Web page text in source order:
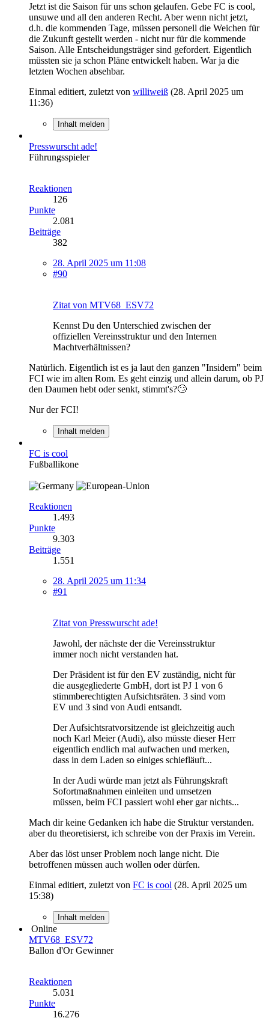
Jetzt ist die Saison für uns schon gelaufen. Gebe FC is cool,
unsuwe und all den anderen Recht. Aber wenn nicht jetzt,
d.h. die kommenden Tage, müssen personell die Weichen für
die Zukunft gestellt werden - nicht nur für die kommende
Saison. Alle Entscheidungsträger sind gefordert. Eigentlich
müssten sie ja schon Pläne entwickelt haben. War ja die
letzten Wochen absehbar.
Einmal editiert, zuletzt von williweiß (28. April 2025 um
11:36)
Inhalt melden
Presswurscht ade!
Führungsspieler
Reaktionen
126
Punkte
2.081
Beiträge
382
28. April 2025 um 11:08
#90
Zitat von MTV68_ESV72
Kennst Du den Unterschied zwischen der
offiziellen Vereinsstruktur und den Internen
Machtverhältnissen?
Natürlich. Eigentlich ist es ja laut den ganzen "Insidern" beim
FCI wie im alten Rom. Es geht einzig und allein darum, ob PJ
den Daumen hebt oder senkt, stimmt's?🙄
Nur der FCI!
Inhalt melden
FC is cool
Fußballikone
Reaktionen
1.493
Punkte
9.303
Beiträge
1.551
28. April 2025 um 11:34
#91
Zitat von Presswurscht ade!
Jawohl, der nächste der die Vereinsstruktur
immer noch nicht verstanden hat.
Der Präsident ist für den EV zuständig, nicht für
die ausgegliederte GmbH, dort ist PJ 1 von 6
stimmberechtigten Aufsichtsräten. 3 sind vom
EV und 3 sind von Audi entsandt.
Der Aufsichtsratvorsitzende ist gleichzeitig auch
noch Karl Meier (Audi), also müsste dieser Herr
eigentlich endlich mal aufwachen und merken,
dass in dem Laden so einiges schiefläuft...
In der Audi würde man jetzt als Führungskraft
Sofortmaßnahmen einleiten und umsetzen
müssen, beim FCI passiert wohl eher gar nichts...
Mach dir keine Gedanken ich habe die Struktur verstanden.
aber du theoretisierst, ich schreibe von der Praxis im Verein.
Aber das löst unser Problem noch lange nicht. Die
betroffenen müssen auch wollen oder dürfen.
Einmal editiert, zuletzt von FC is cool (28. April 2025 um
15:38)
Inhalt melden
Online
MTV68_ESV72
Ballon d'Or Gewinner
Reaktionen
5.031
Punkte
16.276